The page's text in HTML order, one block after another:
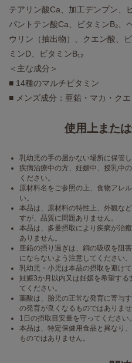
テアリン酸Ca、加工デンプン、
パントテン酸Ca、ビタミンB₂、
ウリン（抽出物）、クエン酸、
ミンD、ビタミンB₁₂
＜主な成分＞
■ 14種のマルチビタミン
■ メンズ成分：亜鉛・マカ・ク
使用上また
乳幼児の手の届かない場所に保管し
疾病治療中の方、妊娠中、授乳中
ください。
原材料名をご参照の上、食物アレ
い。
本品は、原材料の特性上、外観な
すが、品質に問題ありません。
本品は、多量摂取により疾病が治
ありません。
亜鉛の摂り過ぎは、銅の吸収を阻
にならないよう注意してください。
乳幼児・小児は本品の摂取を避けて
妊娠3か月以内又は妊娠を希望す
てください。
葉酸は、胎児の正常な発育に寄与
の発育が良くなるものではありませ
1日の摂取目安量を守ってください。
本品は、特定保健用食品と異なり
ものではありません。